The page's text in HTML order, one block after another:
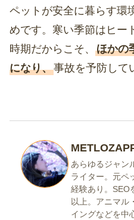
ペットが安全に暮らす環
めです。寒い季節はヒー
時期だからこそ、 ほかの
になり、事故を予防して
あらゆるジャン
ライター。元ペ
経験あり。SEO
以上。アニマル
イングなどを中